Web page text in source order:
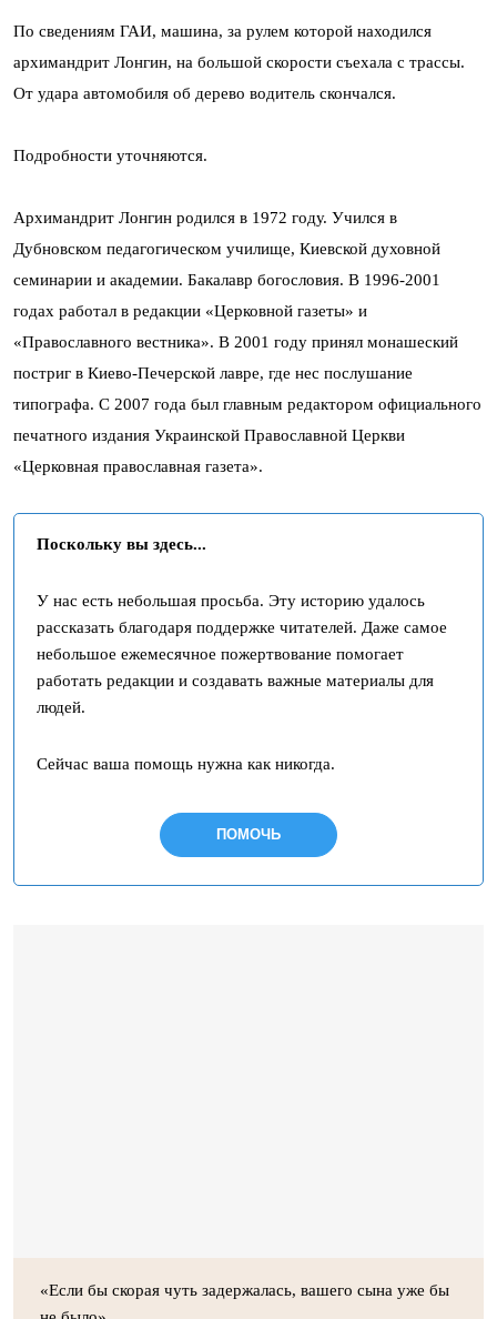
По сведениям ГАИ, машина, за рулем которой находился
архимандрит Лонгин, на большой скорости съехала с трассы.
От удара автомобиля об дерево водитель скончался.
Подробности уточняются.
Архимандрит Лонгин родился в 1972 году. Учился в
Дубновском педагогическом училище, Киевской духовной
семинарии и академии. Бакалавр богословия. В 1996-2001
годах работал в редакции «Церковной газеты» и
«Православного вестника». В 2001 году принял монашеский
постриг в Киево-Печерской лавре, где нес послушание
типографа. С 2007 года был главным редактором официального
печатного издания Украинской Православной Церкви
«Церковная православная газета».
Поскольку вы здесь...
У нас есть небольшая просьба. Эту историю удалось
рассказать благодаря поддержке читателей. Даже самое
небольшое ежемесячное пожертвование помогает
работать редакции и создавать важные материалы для
людей.
Сейчас ваша помощь нужна как никогда.
ПОМОЧЬ
«Если бы скорая чуть задержалась, вашего сына уже бы